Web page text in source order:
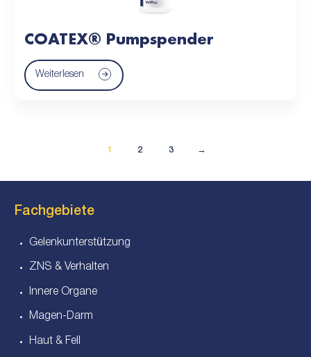
COATEX® Pumpspender
Weiterlesen
1 2 3 →
Fachgebiete
Gelenkunterstützung
ZNS & Verhalten
Innere Organe
Magen-Darm
Haut & Fell